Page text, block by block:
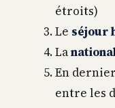
étroits)
Le séjour
La
En
entre les